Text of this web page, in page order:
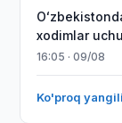
xodimlar
16:05 · 09/08
Ko'proq